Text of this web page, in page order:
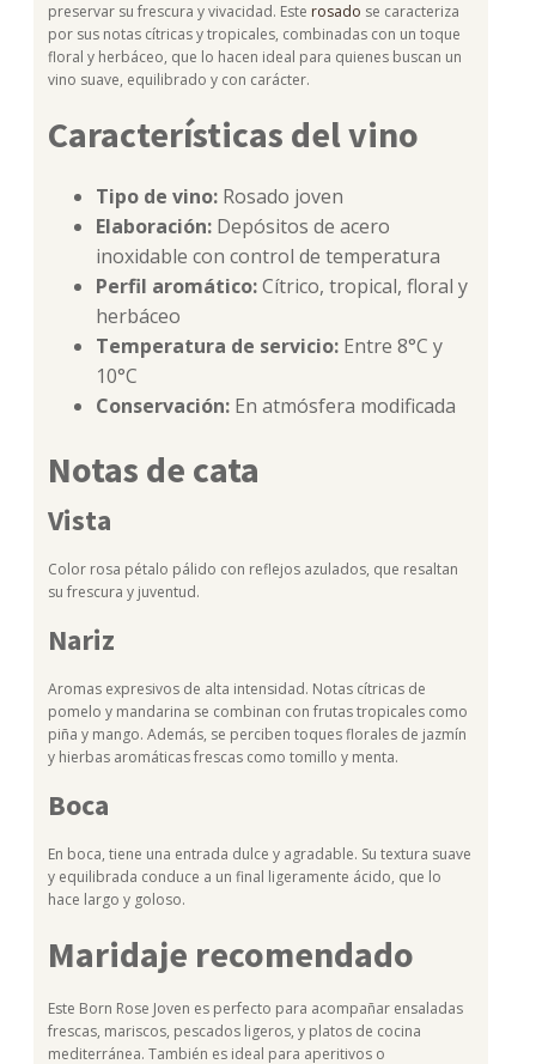
preservar su frescura y vivacidad. Este rosado se caracteriza
por sus notas cítricas y tropicales, combinadas con un toque
floral y herbáceo, que lo hacen ideal para quienes buscan un
vino suave, equilibrado y con carácter.
Características del vino
Tipo de vino: Rosado joven
Elaboración: Depósitos de acero
inoxidable con control de temperatura
Perfil aromático:Cítrico, tropical, floral y
herbáceo
Temperatura de servicio: Entre 8°C y
10°C
Conservación: En atmósfera modificada
Notas de cata
Vista
Color rosa pétalo pálido con reflejos azulados, que resaltan
su frescura y juventud.
Nariz
Aromas expresivos de alta intensidad. Notas cítricas de
pomelo y mandarina se combinan con frutas tropicales como
piña y mango. Además, se perciben toques florales de jazmín
y hierbas aromáticas frescas como tomillo y menta.
Boca
En boca, tiene una entrada dulce y agradable. Su textura suave
y equilibrada conduce a un final ligeramente ácido, que lo
hace largo y goloso.
Maridaje recomendado
Este Born Rose Joven es perfecto para acompañar ensaladas
frescas, mariscos, pescados ligeros, y platos de cocina
mediterránea. También es ideal para aperitivos o